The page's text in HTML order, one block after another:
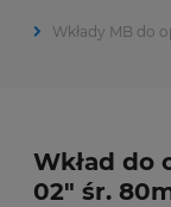
Wkłady MB do
Wkład do
02" śr.